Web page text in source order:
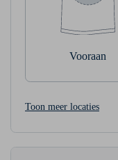
Vooraan
Toon meer locaties